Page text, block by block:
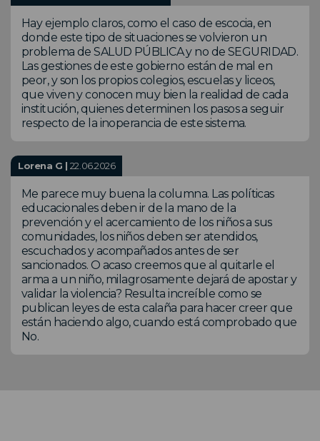
Hay ejemplo claros, como el caso de escocia, en
donde este tipo de situaciones se volvieron un
problema de SALUD PÚBLICA y no de SEGURIDAD.
Las gestiones de este gobierno están de mal en
peor, y son los propios colegios, escuelas y liceos,
que viven y conocen muy bien la realidad de cada
institución, quienes determinen los pasos a seguir
respecto de la inoperancia de este sistema.
Lorena G | 22.06.2026
Me parece muy buena la columna. Las políticas
educacionales deben ir de la mano de la
prevención y el acercamiento de los niños a sus
comunidades, los niños deben ser atendidos,
escuchados y acompañados antes de ser
sancionados. O acaso creemos que al quitarle el
arma a un niño, milagrosamente dejará de apostar y
validar la violencia? Resulta increíble como se
publican leyes de esta calaña para hacer creer que
están haciendo algo, cuando está comprobado que
No.